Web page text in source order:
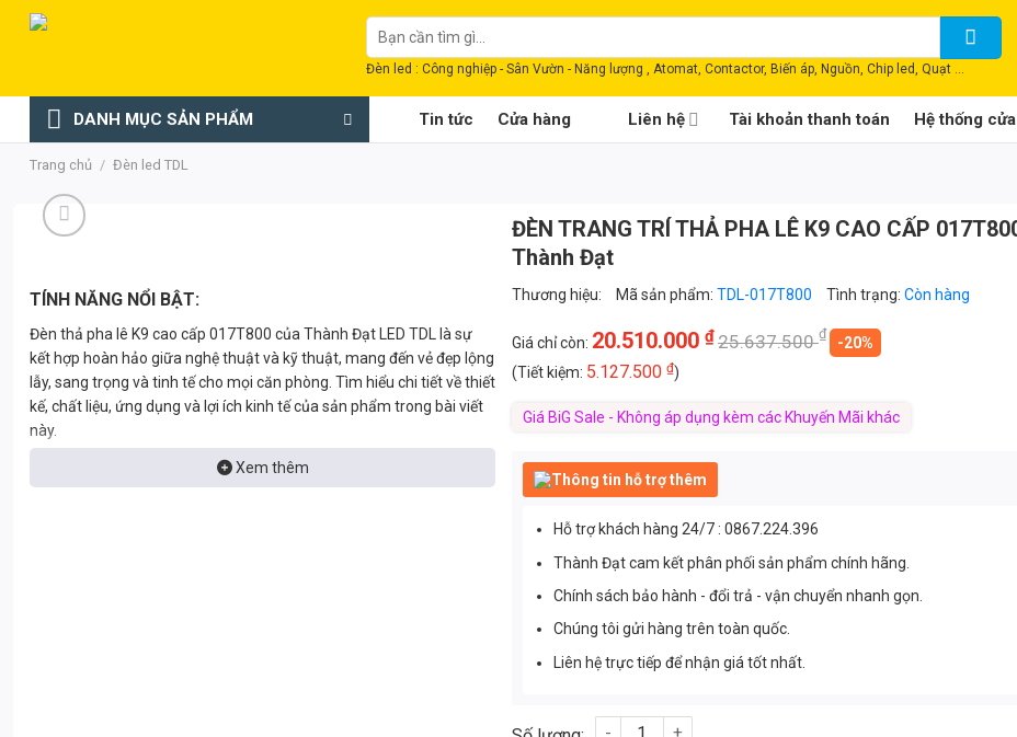
Chuyển
dung
Tìm
kiếm:
Đèn led : Công nghiệp - Sân Vườn - Năng lượng , Atomat, Contactor, Biến áp, Nguồn, Chip led, Quạt ...
DANH MỤC SẢN PHẨM Tin tức Cửa hàng Liên hệ Tài khoản thanh toán Hệ thống
Trang chủ / Đèn led TDL
TÍNH NĂNG NỔI BẬT:
Đèn thả pha lê K9 cao cấp 017T800 của Thành Đạt LED TDL là sự
kết hợp hoàn hảo giữa nghệ thuật và kỹ thuật, mang đến vẻ đẹp lộng
lẫy, sang trọng và tinh tế cho mọi căn phòng. Tìm hiểu chi tiết về thiết
kế, chất liệu, ứng dụng và lợi ích kinh tế của sản phẩm trong bài viết
này.
Xem thêm
ĐÈN TRANG TRÍ THẢ PHA LÊ K9 CAO CẤP
Thành Đạt
Thương hiệu: Mã sản phẩm: TDL-017T800 Tình trạng: Còn hàng
Giá chỉ còn: 20.510.000 ₫25.637.500₫
-20%
(Tiết kiệm: 5.127.500 ₫)
Giá BiG Sale - Không áp dụng kèm các Khuyến Mãi khác
Thông tin hỗ trợ thêm
Hỗ trợ khách hàng 24/7 : 0867.224.396
Thành Đạt cam kết phân phối sản phẩm chính hãng.
Chính sách bảo hành - đổi trả - vận chuyển nhanh gọn.
Chúng tôi gửi hàng trên toàn quốc.
Liên hệ trực tiếp để nhận giá tốt nhất.
ĐÈN TRANG TRÍ THẢ PHA LÊ K9 CAO CẤP 017T800 Thành Đạt số